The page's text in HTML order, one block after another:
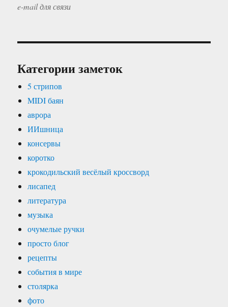
e-mail для связи
Категории заметок
5 стрипов
MIDI баян
аврора
ИИшница
консервы
коротко
крокодильский весёлый кроссворд
лисапед
литература
музыка
очумелые ручки
просто блог
рецепты
события в мире
столярка
фото